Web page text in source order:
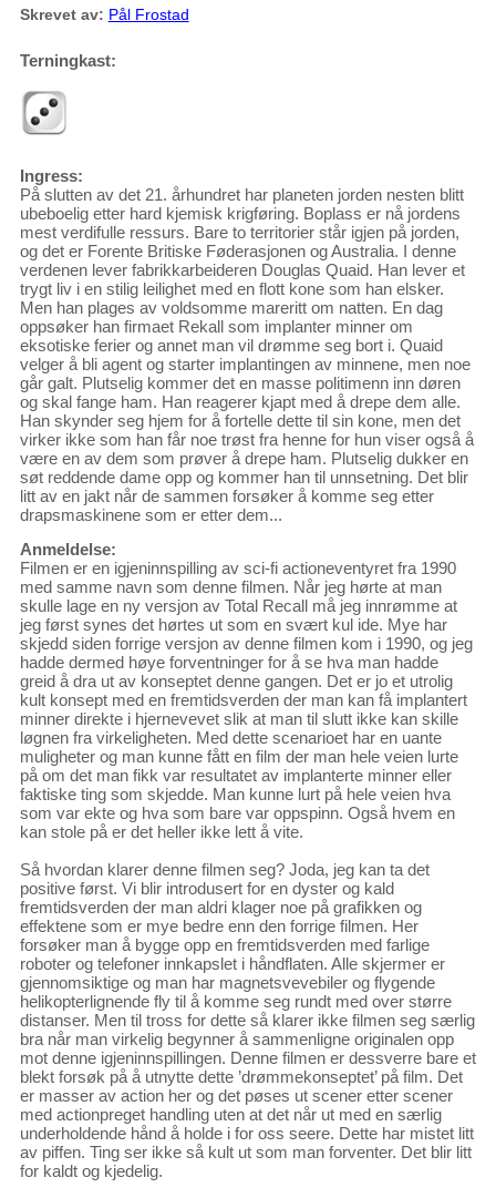
Skrevet av: Pål Frostad
Terningkast:
Ingress:
På slutten av det 21. århundret har planeten jorden nesten blitt
ubeboelig etter hard kjemisk krigføring. Boplass er nå jordens
mest verdifulle ressurs. Bare to territorier står igjen på jorden,
og det er Forente Britiske Føderasjonen og Australia. I denne
verdenen lever fabrikkarbeideren Douglas Quaid. Han lever et
trygt liv i en stilig leilighet med en flott kone som han elsker.
Men han plages av voldsomme mareritt om natten. En dag
oppsøker han firmaet Rekall som implanter minner om
eksotiske ferier og annet man vil drømme seg bort i. Quaid
velger å bli agent og starter implantingen av minnene, men noe
går galt. Plutselig kommer det en masse politimenn inn døren
og skal fange ham. Han reagerer kjapt med å drepe dem alle.
Han skynder seg hjem for å fortelle dette til sin kone, men det
virker ikke som han får noe trøst fra henne for hun viser også å
være en av dem som prøver å drepe ham. Plutselig dukker en
søt reddende dame opp og kommer han til unnsetning. Det blir
litt av en jakt når de sammen forsøker å komme seg etter
drapsmaskinene som er etter dem...
Anmeldelse:
Filmen er en igjeninnspilling av sci-fi actioneventyret fra 1990
med samme navn som denne filmen. Når jeg hørte at man
skulle lage en ny versjon av Total Recall må jeg innrømme at
jeg først synes det hørtes ut som en svært kul ide. Mye har
skjedd siden forrige versjon av denne filmen kom i 1990, og jeg
hadde dermed høye forventninger for å se hva man hadde
greid å dra ut av konseptet denne gangen. Det er jo et utrolig
kult konsept med en fremtidsverden der man kan få implantert
minner direkte i hjernevevet slik at man til slutt ikke kan skille
løgnen fra virkeligheten. Med dette scenarioet har en uante
muligheter og man kunne fått en film der man hele veien lurte
på om det man fikk var resultatet av implanterte minner eller
faktiske ting som skjedde. Man kunne lurt på hele veien hva
som var ekte og hva som bare var oppspinn. Også hvem en
kan stole på er det heller ikke lett å vite.
Så hvordan klarer denne filmen seg? Joda, jeg kan ta det
positive først. Vi blir introdusert for en dyster og kald
fremtidsverden der man aldri klager noe på grafikken og
effektene som er mye bedre enn den forrige filmen. Her
forsøker man å bygge opp en fremtidsverden med farlige
roboter og telefoner innkapslet i håndflaten. Alle skjermer er
gjennomsiktige og man har magnetsvevebiler og flygende
helikopterlignende fly til å komme seg rundt med over større
distanser. Men til tross for dette så klarer ikke filmen seg særlig
bra når man virkelig begynner å sammenligne originalen opp
mot denne igjeninnspillingen. Denne filmen er dessverre bare et
blekt forsøk på å utnytte dette ’drømmekonseptet’ på film. Det
er masser av action her og det pøses ut scener etter scener
med actionpreget handling uten at det når ut med en særlig
underholdende hånd å holde i for oss seere. Dette har mistet litt
av piffen. Ting ser ikke så kult ut som man forventer. Det blir litt
for kaldt og kjedelig.